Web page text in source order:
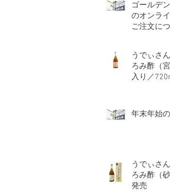
ゴールデ
のオンラ
ご注文に
うでぃさ
ろみ酢（
入り／
年末年始
うでぃさ
ろみ酢（
発売